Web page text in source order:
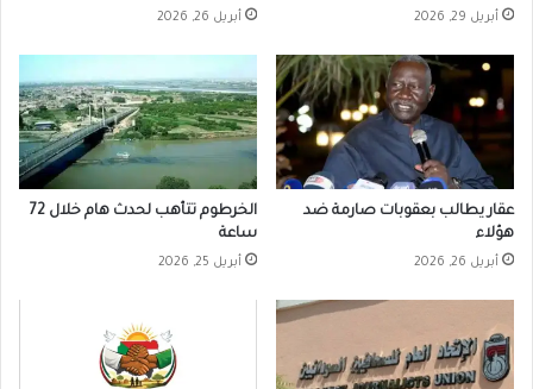
أبريل 29, 2026 أبريل 26, 2026
عقار يطالب بعقوبات صارمة ضد
هؤلاء
أبريل 26, 2026
الخرطوم تتأهب لحدث هام خلال 72
ساعة
أبريل 25, 2026